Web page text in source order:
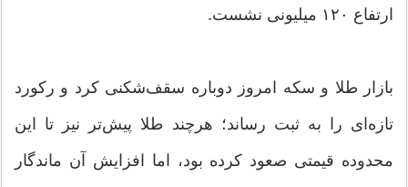
ارتفاع ۱۲۰ میلیونی نشست.
بازار طلا و سکه امروز دوباره سقف‌شکنی کرد و رکورد
تازه‌ای را به ثبت رساند؛ هرچند طلا پیش‌تر نیز تا این
محدوده قیمتی صعود کرده بود، اما افزایش آن ماندگار